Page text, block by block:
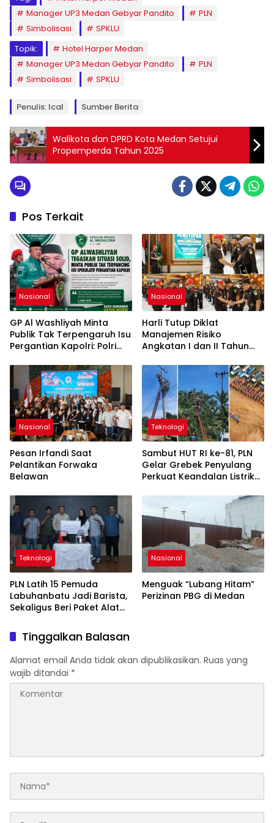
Manager UP3 Medan Gebyar Pandito
PLN
Simbolisasi
SPKLU
Topik:
Hotel Harper Medan
Manager UP3 Medan Gebyar Pandito
PLN
Simbolisasi
SPKLU
Penulis: Ical Sumber Berita
Walikota dan DPRD Kota Medan Setujui
Propemperda Tahun 2025
Pos Terkait
Nasional
GP Al Washliyah Minta
Publik Tak Terpengaruh Isu
Pergantian Kapolri: Polri
Nasional
Harli Tutup Diklat
Manajemen Risiko
Angkatan I dan II Tahun
Nasional
Pesan Irfandi Saat
Pelantikan Forwaka
Belawan
Teknologi
Sambut HUT RI ke-81, PLN
Gelar Grebek Penyulang
Perkuat Keandalan Listrik
Teknologi
PLN Latih 15 Pemuda
Labuhanbatu Jadi Barista,
Sekaligus Beri Paket Alat
Nasional
Menguak “Lubang Hitam”
Perizinan PBG di Medan
Tinggalkan Balasan
Alamat email Anda tidak akan dipublikasikan. Ruas yang
wajib ditandai *